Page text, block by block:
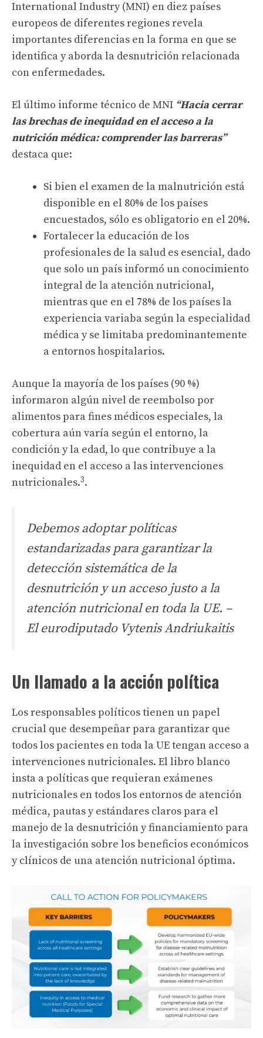
International Industry (MNI) en diez países
europeos de diferentes regiones revela
importantes diferencias en la forma en que se
identifica y aborda la desnutrición relacionada
con enfermedades.
El último informe técnico de MNI “Hacia cerrar
las brechas de inequidad en el acceso a la
nutrición médica: comprender las barreras”
destaca que:
Si bien el examen de la malnutrición está
disponible en el 80% de los países
encuestados, sólo es obligatorio en el 20%.
Fortalecer la educación de los
profesionales de la salud es esencial, dado
que solo un país informó un conocimiento
integral de la atención nutricional,
mientras que en el 78% de los países la
experiencia variaba según la especialidad
médica y se limitaba predominantemente
a entornos hospitalarios.
Aunque la mayoría de los países (90 %)
informaron algún nivel de reembolso por
alimentos para fines médicos especiales, la
cobertura aún varía según el entorno, la
condición y la edad, lo que contribuye a la
inequidad en el acceso a las intervenciones
nutricionales.3.
Debemos adoptar políticas
estandarizadas para garantizar la
detección sistemática de la
desnutrición y un acceso justo a la
atención nutricional en toda la UE. –
El eurodiputado Vytenis Andriukaitis
Un llamado a la acción política
Los responsables políticos tienen un papel
crucial que desempeñar para garantizar que
todos los pacientes en toda la UE tengan acceso a
intervenciones nutricionales. El libro blanco
insta a políticas que requieran exámenes
nutricionales en todos los entornos de atención
médica, pautas y estándares claros para el
manejo de la desnutrición y financiamiento para
la investigación sobre los beneficios económicos
y clínicos de una atención nutricional óptima.